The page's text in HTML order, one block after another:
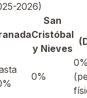
2026)
San
Cristóbal
y Nieves
0%